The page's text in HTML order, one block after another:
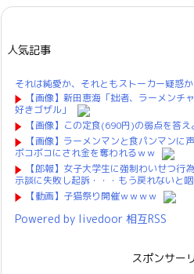
人気記事
それは純愛か、それともストーカー疑惑か
【画像】新田恵海「拙者、ラーメンチ
好きゴザル」
【画像】この定食(690円)の弱点を答え
【画像】ラーメンマンと食パンマンに
ボコボコにされ金を奪われるｗｗ
【郎報】女子大学生に強制わいせつ行
示談に失敗し起訴・・・もう戻れないと咽
【動画】子猫祭り開催ｗｗｗｗ
Powered by livedoor 相互RSS
スポンサー